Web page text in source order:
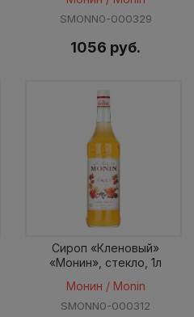
SMONN0-000329
1056 руб.
Сироп «Кленовый»
«Монин», стекло, 1л
Монин / Monin
SMONN0-000312